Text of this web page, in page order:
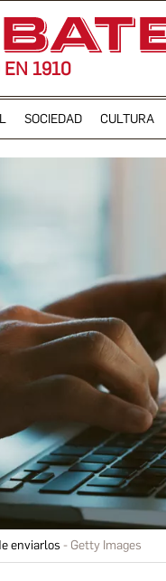
EN 1910
SOCIEDAD CULTURA
enviarlos Getty Images